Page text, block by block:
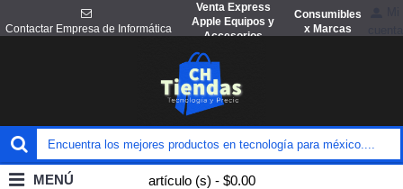
Contactar Empresa de Informática
Venta Express
Apple Equipos y
Accesorios
Consumibles
x Marcas
artículo (s) - $0.00
MENÚ